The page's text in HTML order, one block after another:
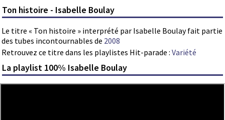
Ton histoire - Isabelle Boulay
Le titre « Ton histoire » interprété par Isabelle Boulay fait partie
des tubes incontournables de 2008
Retrouvez ce titre dans les playlistes Hit-parade : Variété
La playlist 100% Isabelle Boulay